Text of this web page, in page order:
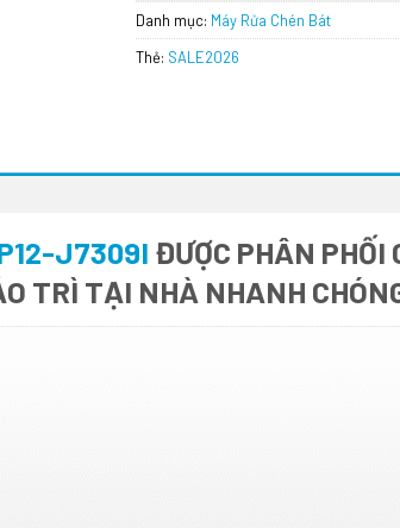
Danh mục: Máy Rửa Chén Bát
Thẻ: SALE2026
J7309I ĐƯỢC PHÂN PHỐI
TRÌ TẠI NHÀ NHANH